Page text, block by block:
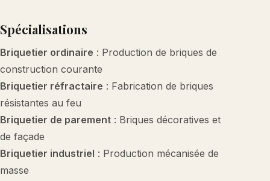
Spécialisations
Briquetier ordinaire : Production de briques de
construction courante
Briquetier réfractaire : Fabrication de briques
résistantes au feu
Briquetier de parement : Briques décoratives et
de façade
Briquetier industriel : Production mécanisée de
masse